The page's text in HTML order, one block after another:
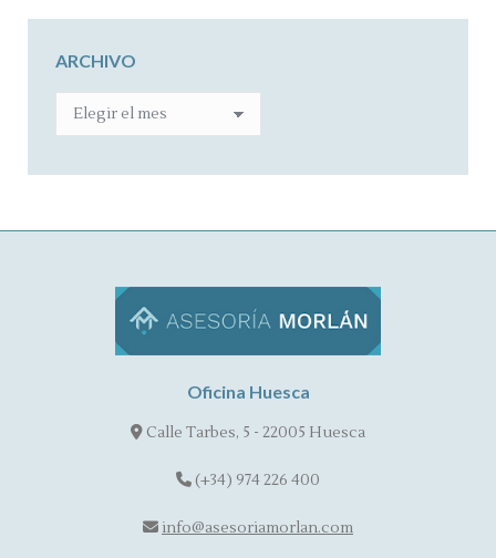
ARCHIVO
ARCHIVO
Oficina Huesca
Calle Tarbes, 5 - 22005 Huesca
(+34) 974 226 400
info@asesoriamorlan.com